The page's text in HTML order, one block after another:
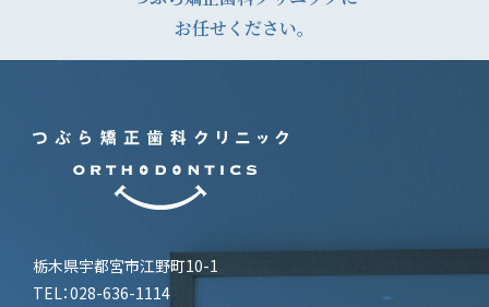
ー
ョ
お任せください。
栃木県宇都宮市江野町10-1
TEL：028-636-1114